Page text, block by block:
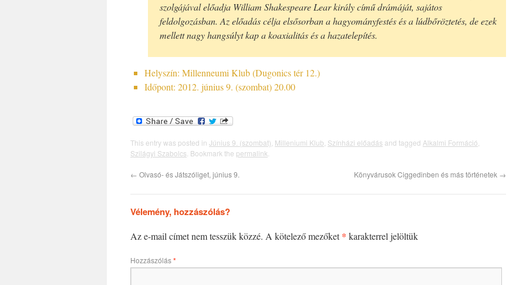
szolgájával előadja William Shakespeare Lear király című drámáját, sajátos
feldolgozásban. Az előadás célja elsősorban a hagyományfestés és a lúdbőröztetés, de ezek
mellett nagy hangsúlyt kap a koaxialitás és a hazatelepítés.
Helyszín: Millenneumi Klub (Dugonics tér 12.)
Időpont: 2012. június 9. (szombat) 20.00
This entry was posted in Június 9. (szombat), Milleniumi Klub, Színházi előadás and tagged Alkalmi Formáció,
Szilágyi Szabolcs. Bookmark the permalink.
← Olvasó- és Játszóliget, június 9. Könyvárusok Ciggedinben és más történetek →
Vélemény, hozzászólás?
Az e-mail címet nem tesszük közzé. A kötelező mezőket* karakterrel jelöltük
Hozzászólás*